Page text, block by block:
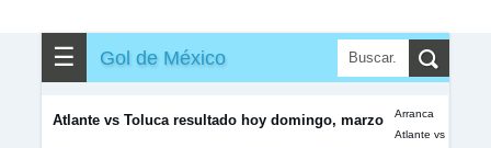
☰ Gol de México
Atlante vs Toluca resultado hoy domingo, marzo
Arranca
Atlante vs